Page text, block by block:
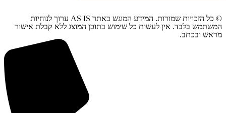
© כל הזכויות שמורות. המידע המוגש באתר AS IS ערוך לנוחיות
המשתמש בלבד. אין לעשות כל שימוש בתוכן המוצג ללא קבלת אישור
מראש ובכתב.